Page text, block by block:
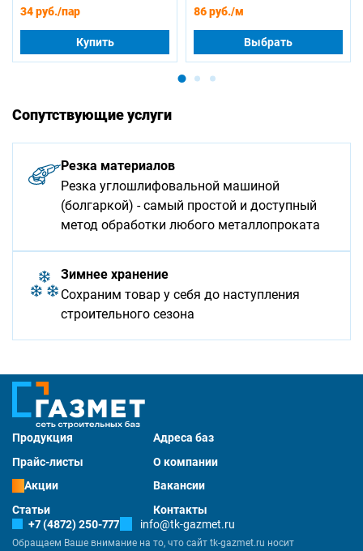
34 руб./пар
Купить
86 руб./м
Выбрать
Сопутствующие услуги
Резка материалов
Резка углошлифовальной машиной
(болгаркой) - самый простой и доступный
метод обработки любого металлопроката
Зимнее хранение
Сохраним товар у себя до наступления
строительного сезона
Продукция
Адреса баз
Прайс-листы
О компании
Акции
Вакансии
Статьи
Контакты
+7 (4872) 250-777
info@tk-gazmet.ru
Обращаем Ваше внимание на то, что сайт tk-gazmet.ru носит